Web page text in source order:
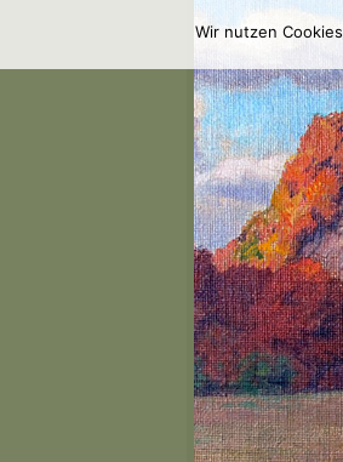
Zum Inhalt
Wir nutzen